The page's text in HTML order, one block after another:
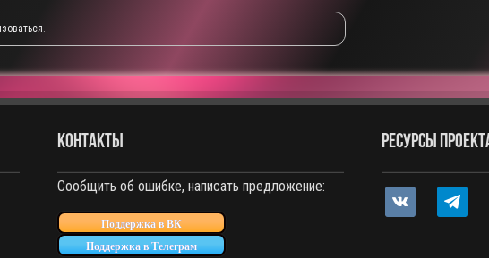
.
КОНТАКТЫ
Сообщить об ошибке, написать предложение:
Поддержка в ВК
Поддержка в Телеграм
РЕСУРСЫ
vkontakte telegram